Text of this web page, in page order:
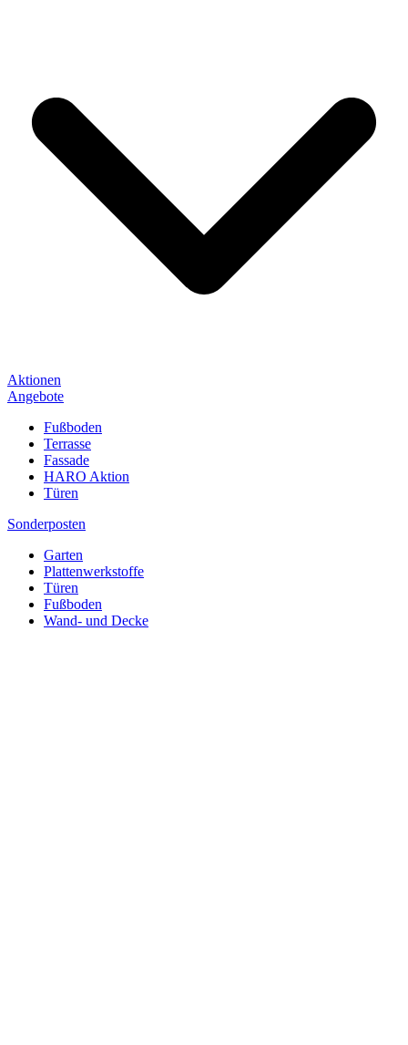
Aktionen
Angebote
Fußboden
Terrasse
Fassade
HARO Aktion
Türen
Sonderposten
Garten
Plattenwerkstoffe
Türen
Fußboden
Wand- und Decke